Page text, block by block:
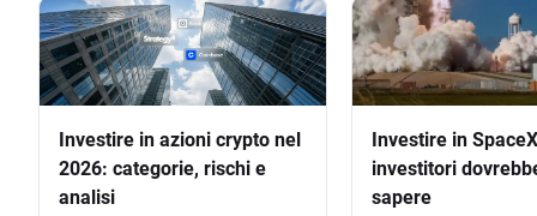
Investire in azioni crypto nel
2026: categorie, rischi e
analisi
Investire in
investitori
sapere